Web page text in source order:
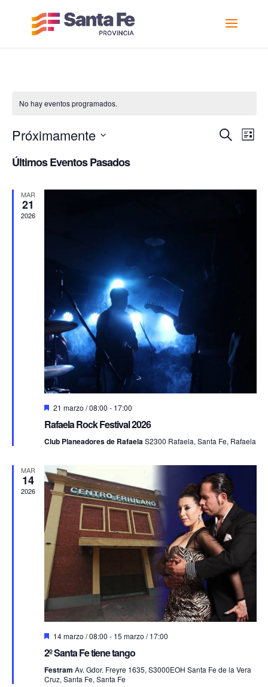
No hay eventos programados.
BuscarLista
Próximamente
Seleccionar
Últimos Eventos Pasados
MAR
21
2026
Destacado
21 marzo / 08:00 - 17:00
Rafaela Rock Festival 2026
Club Planeadores de RafaelaS2300 Rafaela, Santa Fe, Rafaela
MAR
14
2026
Destacado
14 marzo / 08:00 - 15 marzo / 17:00
2º Santa Fe tiene tango
Festram Av. Gdor. Freyre 1635, S3000EOH Santa Fe de la Vera
Cruz, Santa Fe, Santa Fe